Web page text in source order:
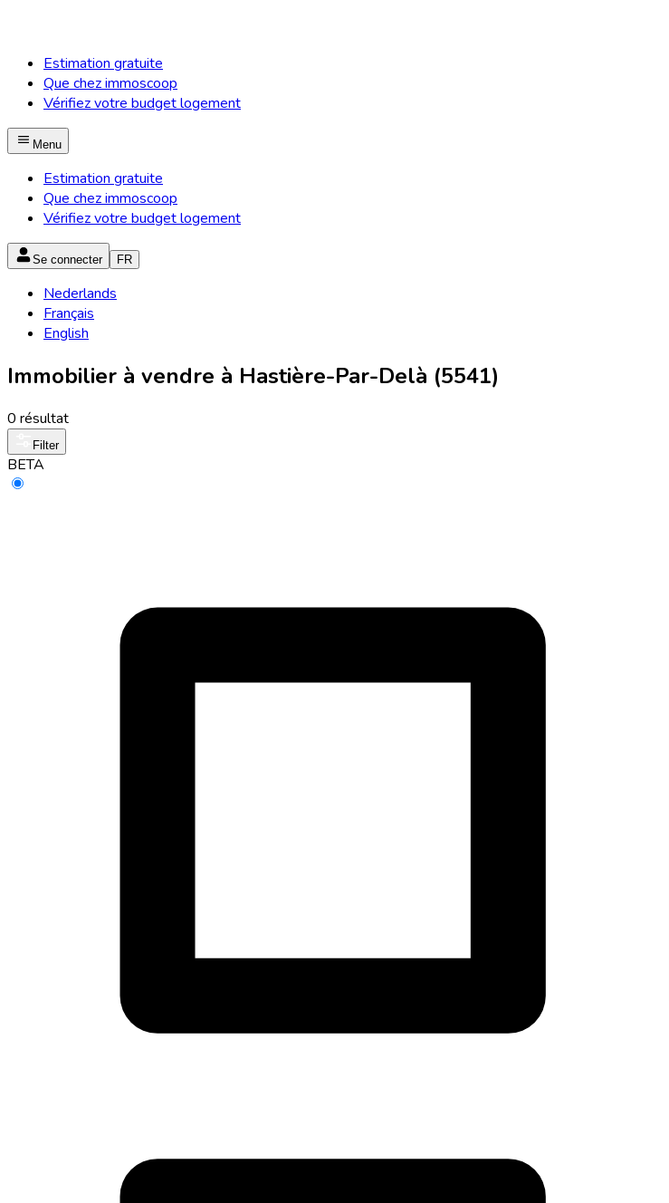
Estimation gratuite
Que chez immoscoop
Vérifiez votre budget logement
Menu
Estimation gratuite
Que chez immoscoop
Vérifiez votre budget logement
Se connecter FR
Nederlands
Français
English
Immobilier à vendre à Hastière-Par-Delà (5541)
0 résultat
Filter
BETA